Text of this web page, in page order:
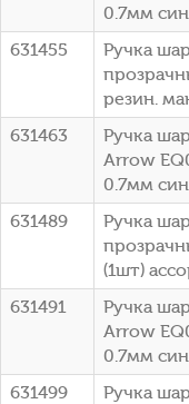
0.7мм
631455
Ручка
резин.
631463
Ручка
Arrow
0.7мм
631489
Ручка
(1шт)
631491
Ручка
Arrow
0.7мм
631499
Ручка